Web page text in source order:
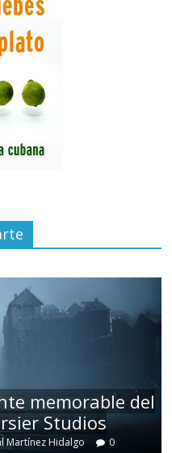
memorable del
Studios
Martínez Hidalgo 0